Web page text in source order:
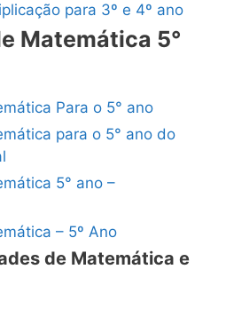
para 3º e 4º ano
Matemática 5°
Para o 5° ano
para o 5° ano do
5° ano –
– 5º Ano
de Matemática e